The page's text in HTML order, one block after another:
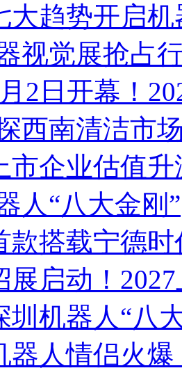
大趋势开启
视觉展抢占
2日开幕！
西南清洁市
市企业估值
人“八大金刚”
款搭载宁德
展启动！
圳机器人“八
器人情侣火